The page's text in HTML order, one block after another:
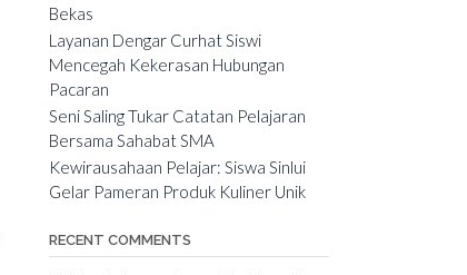
Bekas
Layanan Dengar Curhat Siswi
Mencegah Kekerasan Hubungan
Pacaran
Seni Saling Tukar Catatan Pelajaran
Bersama Sahabat SMA
Kewirausahaan Pelajar: Siswa Sinlui
Gelar Pameran Produk Kuliner Unik
RECENT COMMENTS